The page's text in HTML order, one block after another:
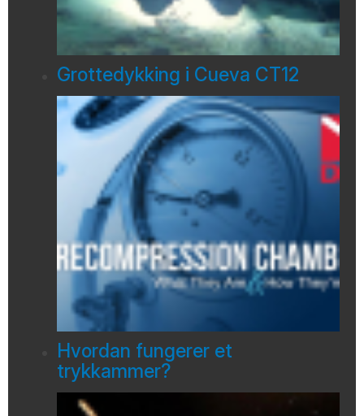
Grottedykking i Cueva CT12
Hvordan fungerer et
trykkammer?